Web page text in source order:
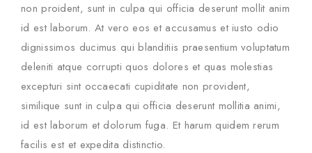
non proident, sunt in culpa qui officia deserunt mollit anim
id est laborum. At vero eos et accusamus et iusto odio
dignissimos ducimus qui blanditiis praesentium voluptatum
deleniti atque corrupti quos dolores et quas molestias
excepturi sint occaecati cupiditate non provident,
similique sunt in culpa qui officia deserunt mollitia animi,
id est laborum et dolorum fuga. Et harum quidem rerum
facilis est et expedita distinctio.